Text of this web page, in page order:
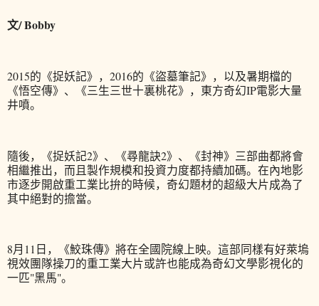
文/ Bobby
2015的《捉妖記》，2016的《盜墓筆記》，以及暑期檔的
《悟空傳》、《三生三世十裏桃花》，東方奇幻IP電影大量
井噴。
隨後，《捉妖記2》、《尋龍訣2》、《封神》三部曲都將會
相繼推出，而且製作規模和投資力度都持續加碼。在內地影
市逐步開啟重工業比拚的時候，奇幻題材的超級大片成為了
其中絕對的擔當。
8月11日，《鮫珠傳》將在全國院線上映。這部同樣有好萊塢
視效團隊操刀的重工業大片或許也能成為奇幻文學影視化的
一匹"黑馬"。